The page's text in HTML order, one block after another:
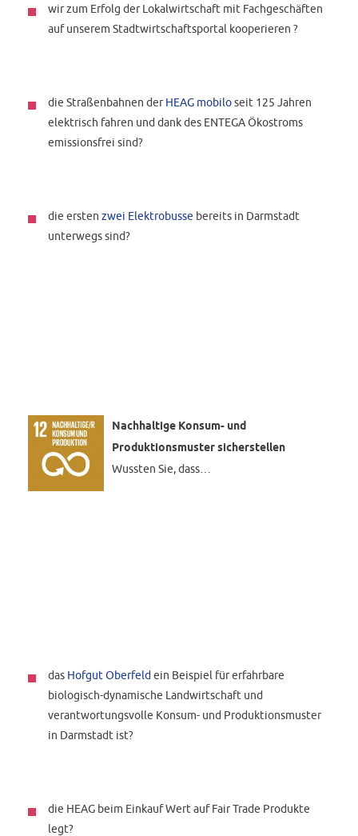
wir zum Erfolg der Lokalwirtschaft mit Fachgeschäften
auf unserem Stadtwirtschaftsportal kooperieren ?
die Straßenbahnen derHEAG mobiloseit 125 Jahren
elektrisch fahren und dank des ENTEGA Ökostroms
emissionsfrei sind?
die erstenzwei Elektrobusse bereits in Darmstadt
unterwegs sind?
Nachhaltige Konsum- und
Produktionsmuster sicherstellen
Wussten Sie, dass…
das Hofgut Oberfeldein Beispiel für erfahrbare
biologisch-dynamische Landwirtschaft und
verantwortungsvolle Konsum- und Produktionsmuster
in Darmstadt ist?
die HEAG beim Einkauf Wert auf Fair Trade Produkte
legt?